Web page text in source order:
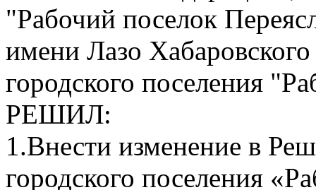
"Рабочий поселок
имени Лазо
городского поселения
РЕШИЛ:
1.Внести изменение в
городского поселения